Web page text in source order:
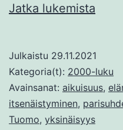
Jatka lukemista
Julkaistu 29.11.2021
Kategoria(t): 2000-luku
Avainsanat: aikuisuus,
itsenäistyminen,
Tuomo, yksinäisyys